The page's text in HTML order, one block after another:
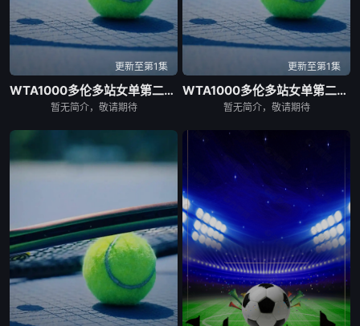
更新至第1集
WTA1000多伦多站女单第二轮：贝莱克VS斯瓦泰克
暂无简介，敬请期待
更新至第1集
WTA1000多伦多站女单第二轮：萨巴伦卡VS内岛萌夏
暂无简介，敬请期待